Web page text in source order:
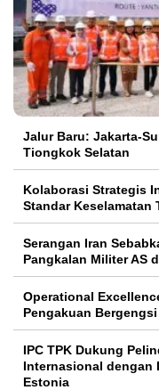
Jalur Baru: Jakarta-
Tiongkok Selatan
Kolaborasi Strategis
Standar Keselamatan
Serangan Iran
Pangkalan Militer AS
Operational
Pengakuan
IPC TPK Dukung
Internasional dengan
Estonia